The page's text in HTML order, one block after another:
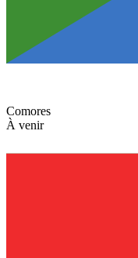
Comores
À venir